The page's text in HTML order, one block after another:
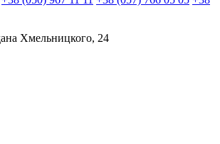
Хмельницкого, 24